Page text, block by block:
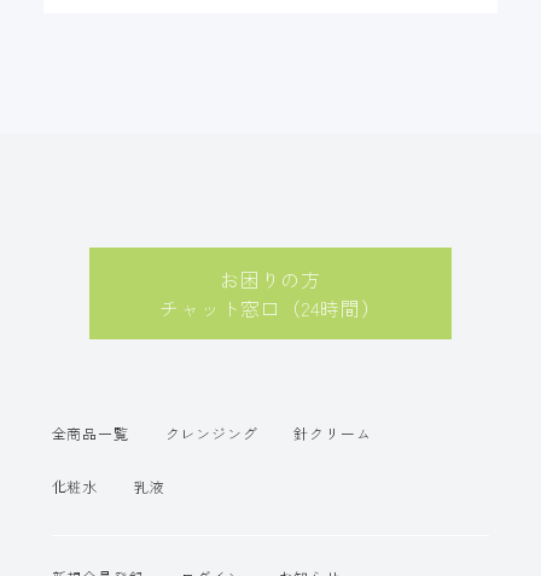
お困りの方
チャット窓口（24時間）
全商品一覧 クレンジング 針クリーム
化粧水 乳液